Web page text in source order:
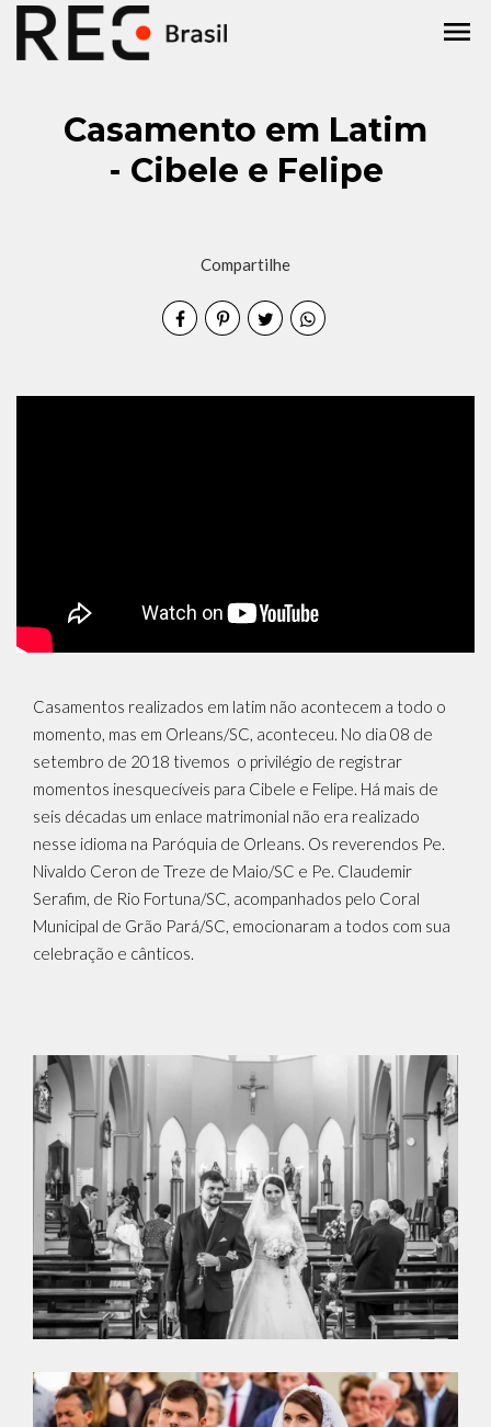
menu
Casamento em Latim
- Cibele e Felipe
Compartilhe
Casamentos realizados em latim não acontecem a todo o
momento, mas em Orleans/SC, aconteceu. No dia 08 de
setembro de 2018 tivemos o privilégio de registrar
momentos inesquecíveis para Cibele e Felipe. Há mais de
seis décadas um enlace matrimonial não era realizado
nesse idioma na Paróquia de Orleans. Os reverendos Pe.
Nivaldo Ceron de Treze de Maio/SC e Pe. Claudemir
Serafim, de Rio Fortuna/SC, acompanhados pelo Coral
Municipal de Grão Pará/SC, emocionaram a todos com sua
celebração e cânticos.